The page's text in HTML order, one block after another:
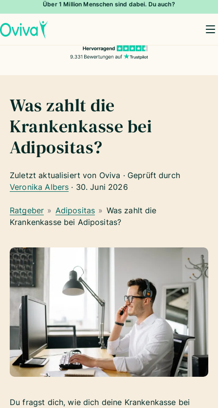
Über 1 Million Menschen sind dabei. Du auch?
Was zahlt die
Krankenkasse bei
Adipositas?
Zuletzt aktualisiert von Oviva · Geprüft durch
Veronika Albers · 30. Juni 2026
Ratgeber » Adipositas » Was zahlt die
Krankenkasse bei Adipositas?
Du fragst dich, wie dich deine Krankenkasse bei